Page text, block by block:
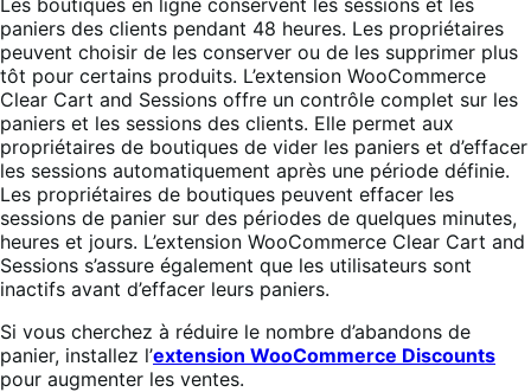
paniers des clients pendant 48 heures. Les propriétaires
peuvent choisir de les conserver ou de les supprimer plus
tôt pour certains produits. L’extension WooCommerce
Clear Cart and Sessions offre un contrôle complet sur les
paniers et les sessions des clients. Elle permet aux
propriétaires de boutiques de vider les paniers et d’effacer
les sessions automatiquement après une période définie.
Les propriétaires de boutiques peuvent effacer les
sessions de panier sur des périodes de quelques minutes,
heures et jours. L’extension WooCommerce Clear Cart and
Sessions s’assure également que les utilisateurs sont
inactifs avant d’effacer leurs paniers.
Si vous cherchez à réduire le nombre d’abandons de
panier, installez l’extension WooCommerce Discounts
pour augmenter les ventes.